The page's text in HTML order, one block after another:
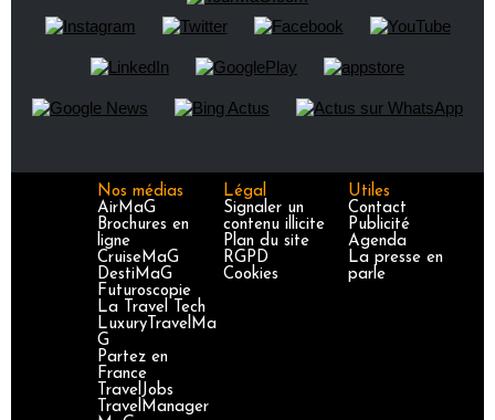
Nos médias
AirMaG
Brochures en
ligne
CruiseMaG
DestiMaG
Futuroscopie
La Travel Tech
LuxuryTravelMa
G
Partez en
France
TravelJobs
TravelManager
Légal
Signaler un
contenu illicite
Plan du site
RGPD
Cookies
Utiles
Contact
Publicité
Agenda
La presse en
parle